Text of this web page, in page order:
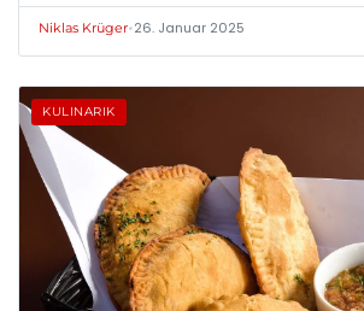
Niklas Krüger•26. Januar 2025
KULINARIK